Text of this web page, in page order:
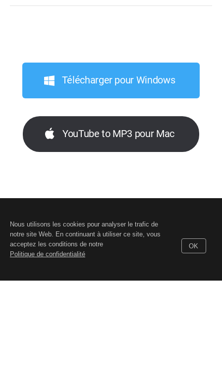
Nous utilisons les cookies pour analyser le trafic de
notre site Web. En continuant à utiliser ce site, vous
acceptez les conditions de notre
Politique de confidentialité
OK
Télécharger pour Windows
YouTube to MP3 pour Mac